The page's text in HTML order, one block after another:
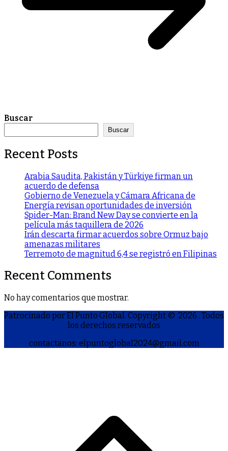
Buscar
Buscar
Recent Posts
Arabia Saudita, Pakistán y Türkiye firman un
acuerdo de defensa
Gobierno de Venezuela y Cámara Africana de
Energía revisan oportunidades de inversión
Spider-Man: Brand New Day se convierte en la
película más taquillera de 2026
Irán descarta firmar acuerdos sobre Ormuz bajo
amenazas militares
Terremoto de magnitud 6,4 se registró en Filipinas
Recent Comments
No hay comentarios que mostrar.
Patrocinado por El Punto Global. Copyright © 2026 . Todos
los derechos reservados
contactanos: elpuntoglobal2024@gmail.com